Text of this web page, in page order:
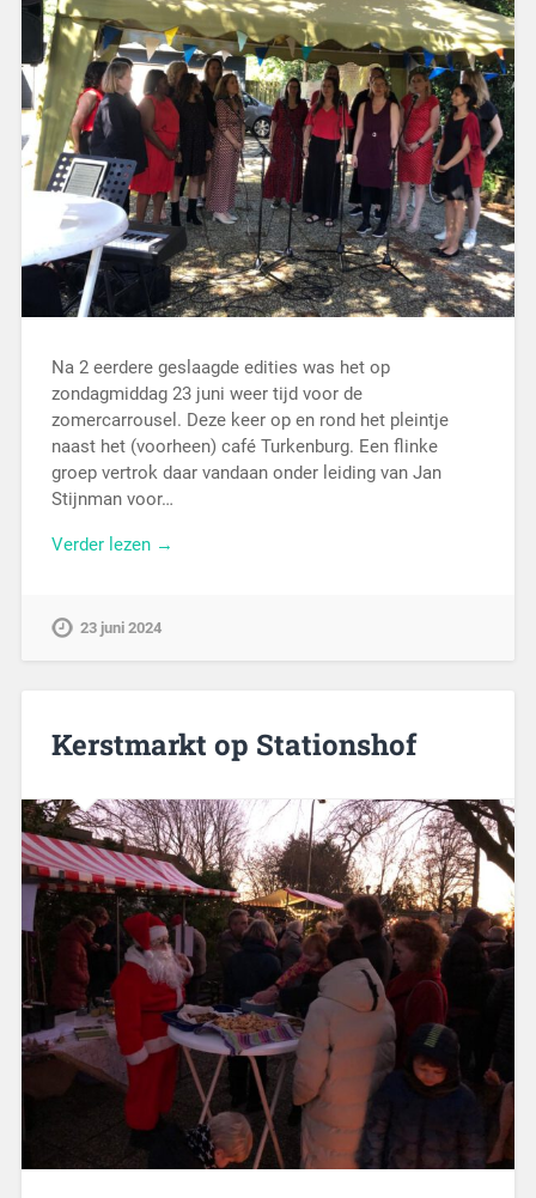
Na 2 eerdere geslaagde edities was het op
zondagmiddag 23 juni weer tijd voor de
zomercarrousel. Deze keer op en rond het pleintje
naast het (voorheen) café Turkenburg. Een flinke
groep vertrok daar vandaan onder leiding van Jan
Stijnman voor…
Verder lezen →
23 juni 2024
Kerstmarkt op Stationshof